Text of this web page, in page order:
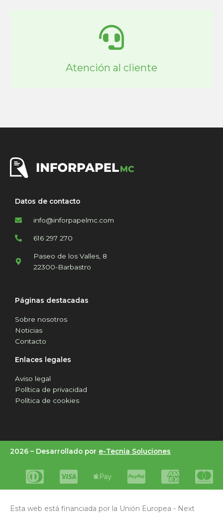
Atención al cliente
Datos de contacto
info@inforpapelmc.com
616 297 270
Paseo de los Valles, 8
22300-Barbastro
Páginas destacadas
Sobre nosotros
Noticias
Contacto
Enlaces legales
Aviso legal
Política de privacidad
Política de cookies
2026 – Desarrollado por e-Tecnia Soluciones
Esta web está financiada por la Unión Europea - Next